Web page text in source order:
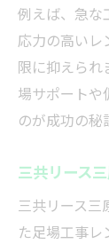
例えば、急な
応力の高いレ
限に抑えられ
場サポートや
のが成功の秘
三共リース
三共リース三
た足場工事レ